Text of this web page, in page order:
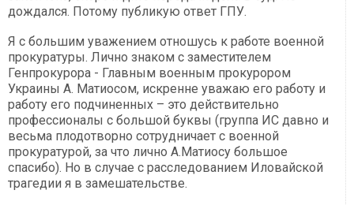
дождался. Потому публикую ответ ГПУ.
Я с большим уважением отношусь к работе военной
прокуратуры. Лично знаком с заместителем
Генпрокурора - Главным военным прокурором
Украины А. Матиосом, искренне уважаю его работу и
работу его подчиненных – это действительно
профессионалы с большой буквы (группа ИС давно и
весьма плодотворно сотрудничает с военной
прокуратурой, за что лично А.Матиосу большое
спасибо). Но в случае с расследованием Иловайской
трагедии я в замешательстве.